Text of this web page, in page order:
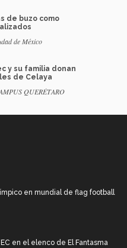
de buzo como
de México
y su familia donan
de Celaya
QUERÉTARO
en mundial de flag football
en el elenco de El Fantasma